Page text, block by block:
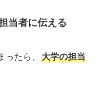
当者に伝える
たら、
大学の担当